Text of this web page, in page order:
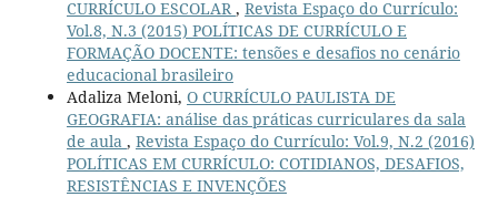
CURRÍCULO ESCOLAR , Revista Espaço do Currículo:
Vol.8, N.3 (2015) POLÍTICAS DE CURRÍCULO E
FORMAÇÃO DOCENTE: tensões e desafios no cenário
educacional brasileiro
Adaliza Meloni, O CURRÍCULO PAULISTA DE
GEOGRAFIA: análise das práticas curriculares da sala
de aula , Revista Espaço do Currículo: Vol.9, N.2 (2016)
POLÍTICAS EM CURRÍCULO: COTIDIANOS, DESAFIOS,
RESISTÊNCIAS E INVENÇÕES